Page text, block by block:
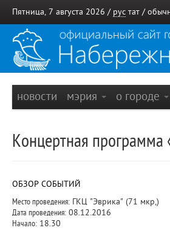
Пятница, 7 августа 2026 / рус тат /
новости мэрия о городе
Концертная программа
ОБЗОР СОБЫТИЙ
Место проведения: ГКЦ "Эврика" (71 мкр,)
Дата проведения: 08.12.2016
Начало: 18.30